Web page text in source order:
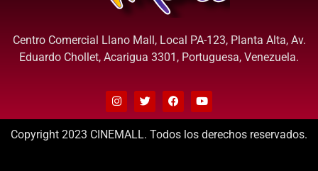
Centro Comercial Llano Mall, Local PA-123, Planta Alta, Av.
Eduardo Chollet, Acarigua 3301, Portuguesa, Venezuela.
Copyright 2023 CINEMALL. Todos los derechos reservados.